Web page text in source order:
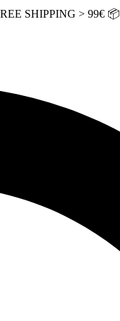
SHIPPING > 99€ 📦